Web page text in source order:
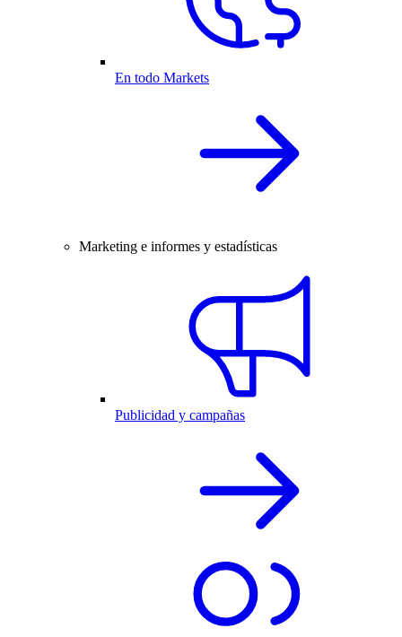
En todo Markets
Marketing e informes y estadísticas
Publicidad y campañas